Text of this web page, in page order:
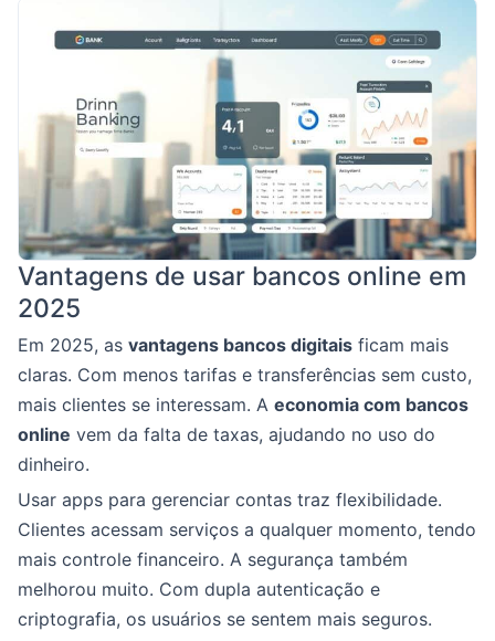
Vantagens de usar bancos online em
2025
Em 2025, as vantagens bancos digitais ficam mais
claras. Com menos tarifas e transferências sem custo,
mais clientes se interessam. A economia com bancos
online vem da falta de taxas, ajudando no uso do
dinheiro.
Usar apps para gerenciar contas traz flexibilidade.
Clientes acessam serviços a qualquer momento, tendo
mais controle financeiro. A segurança também
melhorou muito. Com dupla autenticação e
criptografia, os usuários se sentem mais seguros.